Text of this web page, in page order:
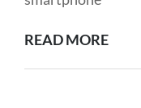
READ MORE